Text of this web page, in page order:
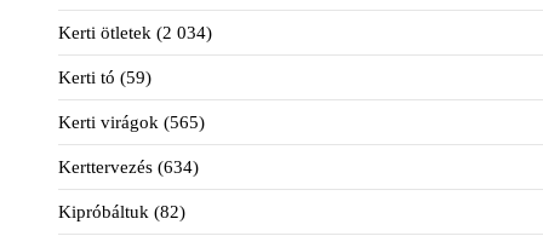
Kerti ötletek (2 034)
Kerti tó (59)
Kerti virágok (565)
Kerttervezés (634)
Kipróbáltuk (82)